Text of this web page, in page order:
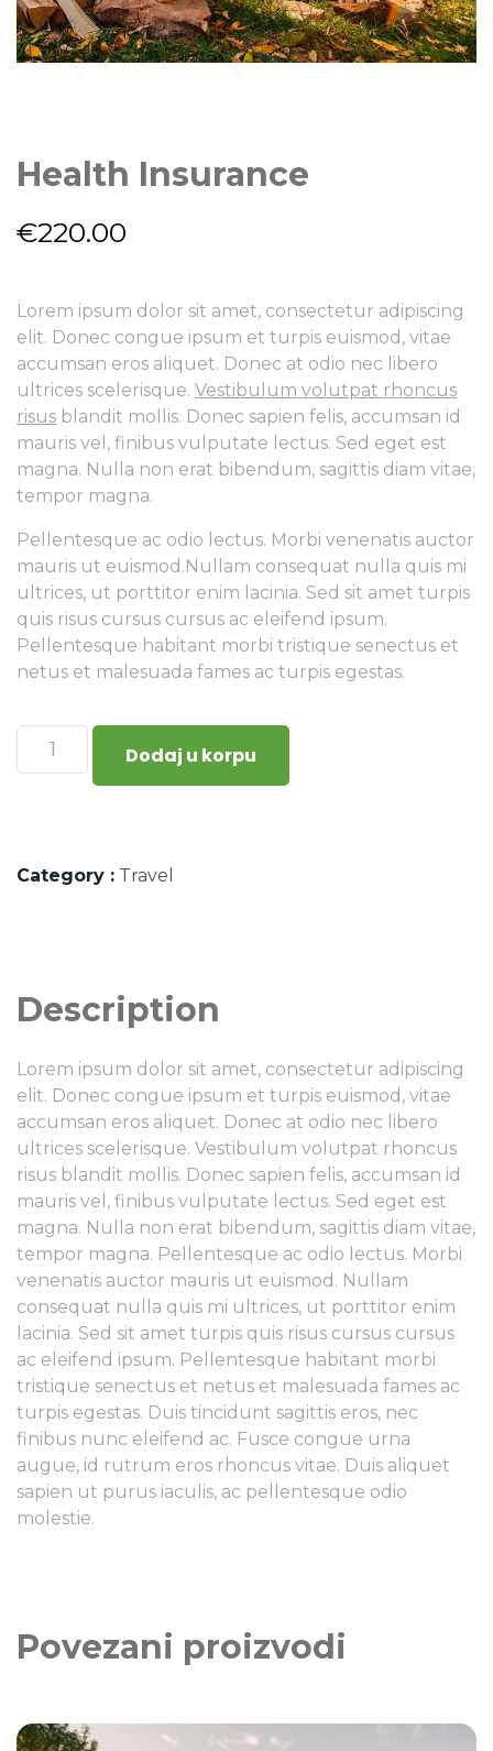
Health Insurance
€220.00
Lorem ipsum dolor sit amet, consectetur adipiscing
elit. Donec congue ipsum et turpis euismod, vitae
accumsan eros aliquet. Donec at odio nec libero
ultrices scelerisque. Vestibulum volutpat rhoncus
risus blandit mollis. Donec sapien felis, accumsan id
mauris vel, finibus vulputate lectus. Sed eget est
magna. Nulla non erat bibendum, sagittis diam vitae,
tempor magna.
Pellentesque ac odio lectus. Morbi venenatis auctor
mauris ut euismod.Nullam consequat nulla quis mi
ultrices, ut porttitor enim lacinia. Sed sit amet turpis
quis risus cursus cursus ac eleifend ipsum.
Pellentesque habitant morbi tristique senectus et
netus et malesuada fames ac turpis egestas.
Dodaj u korpu
Category : Travel
Description
Lorem ipsum dolor sit amet, consectetur adipiscing
elit. Donec congue ipsum et turpis euismod, vitae
accumsan eros aliquet. Donec at odio nec libero
ultrices scelerisque. Vestibulum volutpat rhoncus
risus blandit mollis. Donec sapien felis, accumsan id
mauris vel, finibus vulputate lectus. Sed eget est
magna. Nulla non erat bibendum, sagittis diam vitae,
tempor magna. Pellentesque ac odio lectus. Morbi
venenatis auctor mauris ut euismod. Nullam
consequat nulla quis mi ultrices, ut porttitor enim
lacinia. Sed sit amet turpis quis risus cursus cursus
ac eleifend ipsum. Pellentesque habitant morbi
tristique senectus et netus et malesuada fames ac
turpis egestas. Duis tincidunt sagittis eros, nec
finibus nunc eleifend ac. Fusce congue urna
augue, id rutrum eros rhoncus vitae. Duis aliquet
sapien ut purus iaculis, ac pellentesque odio
molestie.
Povezani proizvodi